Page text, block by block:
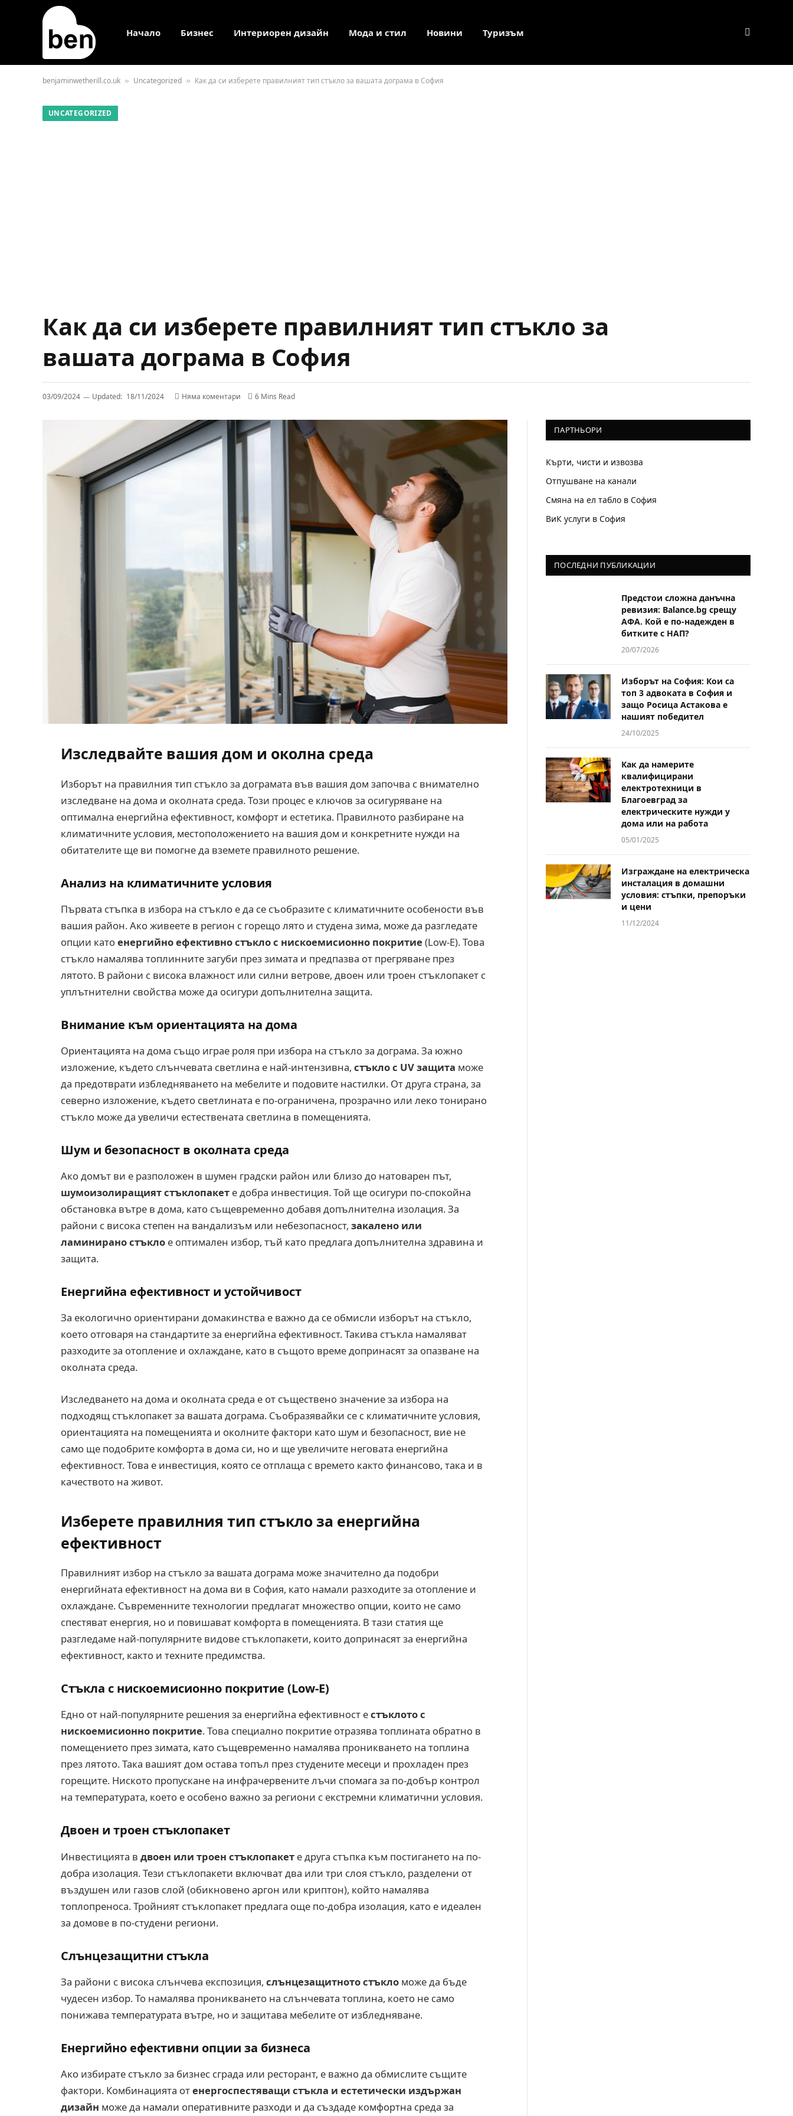
Начало Бизнес Интериорен дизайн Мода и стил Новини Туризъм
benjaminwetherill.co.uk » Uncategorized » Как да си изберете правилният тип стъкло за вашата дограма в София
UNCATEGORIZED
Как да си изберете правилният тип стъкло за
вашата дограма в София
03/09/2024 Updated: 18/11/2024 Няма коментари 6 Mins Read
Изследвайте вашия дом и околна среда
Изборът на правилния тип стъкло за дограмата във вашия дом започва с внимателно
изследване на дома и околната среда. Този процес е ключов за осигуряване на
оптимална енергийна ефективност, комфорт и естетика. Правилното разбиране на
климатичните условия, местоположението на вашия дом и конкретните нужди на
обитателите ще ви помогне да вземете правилното решение.
Анализ на климатичните условия
Първата стъпка в избора на стъкло е да се съобразите с климатичните особености във
вашия район. Ако живеете в регион с горещо лято и студена зима, може да разгледате
опции катоенергийно ефективно стъкло с нискоемисионно покритие (Low-E). Това
стъкло намалява топлинните загуби през зимата и предпазва от прегряване през
лятото. В райони с висока влажност или силни ветрове, двоен или троен стъклопакет с
уплътнителни свойства може да осигури допълнителна защита.
Внимание към ориентацията на дома
Ориентацията на дома също играе роля при избора на стъкло за дограма. За южно
изложение, където слънчевата светлина е най-интензивна, стъкло с UV защита може
да предотврати избледняването на мебелите и подовите настилки. От друга страна, за
северно изложение, където светлината е по-ограничена, прозрачно или леко тонирано
стъкло може да увеличи естествената светлина в помещенията.
Шум и безопасност в околната среда
Ако домът ви е разположен в шумен градски район или близо до натоварен път,
шумоизолиращият стъклопакет е добра инвестиция. Той ще осигури по-спокойна
обстановка вътре в дома, като същевременно добавя допълнителна изолация. За
райони с висока степен на вандализъм или небезопасност, закалено или
ламинирано стъкло е оптимален избор, тъй като предлага допълнителна здравина и
защита.
Енергийна ефективност и устойчивост
За екологично ориентирани домакинства е важно да се обмисли изборът на стъкло,
което отговаря на стандартите за енергийна ефективност. Такива стъкла намаляват
разходите за отопление и охлаждане, като в същото време допринасят за опазване на
околната среда.
Изследването на дома и околната среда е от съществено значение за избора на
подходящ стъклопакет за вашата дограма. Съобразявайки се с климатичните условия,
ориентацията на помещенията и околните фактори като шум и безопасност, вие не
само ще подобрите комфорта в дома си, но и ще увеличите неговата енергийна
ефективност. Това е инвестиция, която се отплаща с времето както финансово, така и в
качеството на живот.
Изберете правилния тип стъкло за енергийна
ефективност
Правилният избор на стъкло за вашата дограма може значително да подобри
енергийната ефективност на дома ви в София, като намали разходите за отопление и
охлаждане. Съвременните технологии предлагат множество опции, които не само
спестяват енергия, но и повишават комфорта в помещенията. В тази статия ще
разгледаме най-популярните видове стъклопакети, които допринасят за енергийна
ефективност, както и техните предимства.
Стъкла с нискоемисионно покритие (Low-E)
Едно от най-популярните решения за енергийна ефективност естъклото с
нискоемисионно покритие. Това специално покритие отразява топлината обратно в
помещението през зимата, като същевременно намалява проникването на топлина
през лятото. Така вашият дом остава топъл през студените месеци и прохладен през
горещите. Ниското пропускане на инфрачервените лъчи спомага за по-добър контрол
на температурата, което е особено важно за региони с екстремни климатични условия.
Двоен и троен стъклопакет
Инвестицията в двоен или троен стъклопакет е друга стъпка към постигането на по-
добра изолация. Тези стъклопакети включват два или три слоя стъкло, разделени от
въздушен или газов слой (обикновено аргон или криптон), който намалява
топлопреноса. Тройният стъклопакет предлага още по-добра изолация, като е идеален
за домове в по-студени региони.
Слънцезащитни стъкла
За райони с висока слънчева експозиция, слънцезащитното стъкло може да бъде
чудесен избор. То намалява проникването на слънчевата топлина, което не само
понижава температурата вътре, но и защитава мебелите от избледняване.
Енергийно ефективни опции за бизнеса
Ако избирате стъкло за бизнес сграда или ресторант, е важно да обмислите същите
фактори. Комбинацията отенергоспестяващи стъкла и естетически издържан
дизайн може да намали оперативните разходи и да създаде комфортна среда за
ПАРТНЬОРИ
Кърти, чисти и извозва
Отпушване на канали
Смяна на ел табло в София
ВиК услуги в София
ПОСЛЕДНИ ПУБЛИКАЦИИ
Предстои сложна данъчна
ревизия: Balance.bg срещу
АФА. Кой е по-надежден в
битките с НАП?
20/07/2026
Изборът на София: Кои са
топ 3 адвоката в София и
защо Росица Астакова е
нашият победител
24/10/2025
Как да намерите
квалифицирани
електротехници в
Благоевград за
електрическите нужди у
дома или на работа
05/01/2025
Изграждане на електрическа
инсталация в домашни
условия: стъпки, препоръки
и цени
11/12/2024